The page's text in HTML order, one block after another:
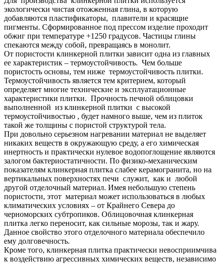
экологически чистая отожженная глина, в которую
добавляются пластификаторы, плавители и красящие
пигменты. Сформированное под прессом изделие проходит
обжиг при температуре +1250 градусов. Частицы глины
спекаются между собой, превращаясь в монолит.
От пористости клинкерной плитки зависит одна из главных
ее характеристик – термоустойчивость. Чем больше
пористость основы, тем ниже термоустойчивость плитки.
Термоустойчивость является тем критерием, который
определяет многие технические и эксплуатационные
характеристики плитки. Прочность печной облицовки
выполненной из клинкерной плитки с высокой
термоустойчивостью , будет намного выше, чем из плиток
такой же толщины с пористой структурой тела.
При довольно серьезном нагревании материал не выделяет
никаких веществ в окружающую среду, а его химическая
инертность и практически нулевое водопоглощение являются
залогом бактериостатичности. По физико-механическим
показателям клинкерная плитка слабее керамогранита, но на
вертикальных поверхностях печи служит, как и любой
другой отделочный материал. Имея небольшую степень
пористости, этот материал может использоваться в любых
климатических условиях – от Крайнего Севера до
черноморских субтропиков. Облицовочная клинкерная
плитка легко переносит, как сильные морозы, так и жару.
Данное свойство этого отделочного материала обеспечило
ему долговечность.
Кроме того, клинкерная плитка практически невосприимчива
к воздействию агрессивных химических веществ, независимо